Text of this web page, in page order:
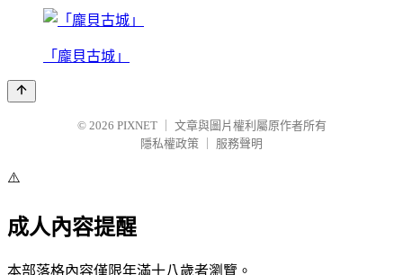
「龐貝古城」
© 2026 PIXNET
文章與圖片權利屬原作者所有
隱私權政策
服務聲明
⚠️
成人內容提醒
本部落格內容僅限年滿十八歲者瀏覽。